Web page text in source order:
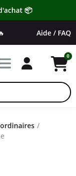
📦
Aide / FAQ